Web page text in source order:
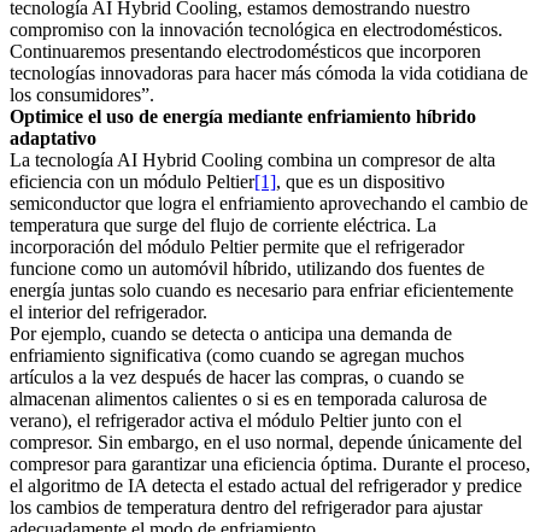
tecnología AI Hybrid Cooling, estamos demostrando nuestro
compromiso con la innovación tecnológica en electrodomésticos.
Continuaremos presentando electrodomésticos que incorporen
tecnologías innovadoras para hacer más cómoda la vida cotidiana de
los consumidores”.
Optimice el uso de energía mediante enfriamiento híbrido
adaptativo
La tecnología AI Hybrid Cooling combina un compresor de alta
eficiencia con un módulo Peltier[1], que es un dispositivo
semiconductor que logra el enfriamiento aprovechando el cambio de
temperatura que surge del flujo de corriente eléctrica. La
incorporación del módulo Peltier permite que el refrigerador
funcione como un automóvil híbrido, utilizando dos fuentes de
energía juntas solo cuando es necesario para enfriar eficientemente
el interior del refrigerador.
Por ejemplo, cuando se detecta o anticipa una demanda de
enfriamiento significativa (como cuando se agregan muchos
artículos a la vez después de hacer las compras, o cuando se
almacenan alimentos calientes o si es en temporada calurosa de
verano), el refrigerador activa el módulo Peltier junto con el
compresor. Sin embargo, en el uso normal, depende únicamente del
compresor para garantizar una eficiencia óptima. Durante el proceso,
el algoritmo de IA detecta el estado actual del refrigerador y predice
los cambios de temperatura dentro del refrigerador para ajustar